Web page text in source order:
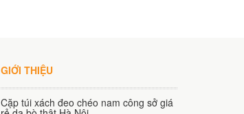
GIỚI THIỆU
Cặp túi xách đeo chéo nam công sở giá